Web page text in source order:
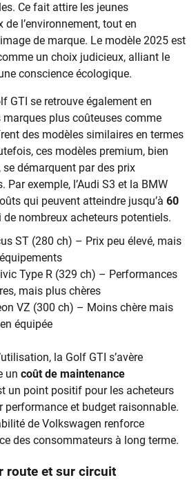
Ce fait attire les jeunes
l’environnement, tout en
de marque. Le modèle 2025 est
un choix judicieux, alliant le
conscience écologique.
GTI se retrouve également en
plus coûteuses comme
des modèles similaires en termes
ces modèles premium, bien
démarquent par des prix
Par exemple, l’Audi S3 et la BMW
qui peuvent atteindre jusqu’à 60
de nombreux acheteurs potentiels.
ST (280 ch) – Prix peu élevé, mais
Type R (329 ch) – Performances
mais plus chères
VZ (300 ch) – Moins chère mais
équipée
la Golf GTI s’avère
un coût de maintenance
un point positif pour les acheteurs
performance et budget raisonnable.
de Volkswagen renforce
des consommateurs à long terme.
route et sur circuit